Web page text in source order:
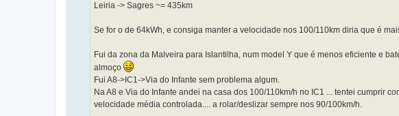
Leiria -> Sagres ~= 435km
Se for o de 64kWh, e consiga manter a velocidade nos 100/110km diria que é
Fui da zona da Malveira para Islantilha, num model Y que é menos eficiente e
almoço
Fui A8->IC1->Via do Infante sem problema algum.
Na A8 e Via do Infante andei na casa dos 100/110km/h no IC1 ... tentei cumprir
velocidade média controlada.... a rolar/deslizar sempre nos 90/100km/h.